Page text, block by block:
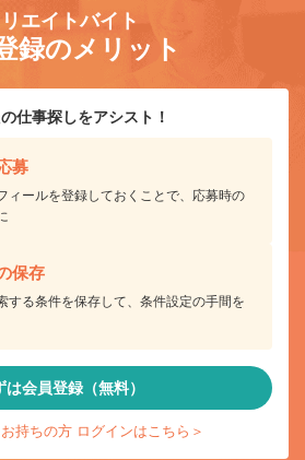
エイトバイト
録のメリット
仕事探しをアシスト！
募
ィールを登録しておくことで、応募時の
保存
する条件を保存して、条件設定の手間を
は会員登録（無料）
持ちの方 ログインはこちら＞